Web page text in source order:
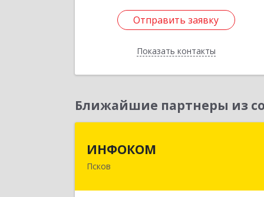
Отправить заявку
Показать контакты
Отправить заявку
Назад
Ближайшие партнеры из
ИНФОКОМ
Псков